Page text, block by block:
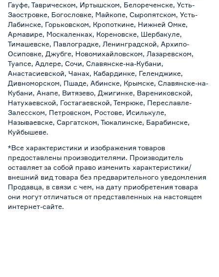
Гауфе, Таврическом, Иртышском, Белореченске, Усть-
Заостровке, Богословке, Майкопе, Сыропятском, Усть-
Лабинске, Горьковском, Кропоткине, Нижней Омке,
Армавире, Москаленках, Кореновске, Шербакуле,
Тимашевске, Павлоградке, Ленинградской, Архипо-
Осиповке, Джубге, Новомихайловском, Лазаревском,
Туапсе, Адлере, Сочи, Славянске-на-Кубани,
Анастасиевской, Чанах, Кабардинке, Геленджике,
Дивноморском, Пшаде, Абинске, Крымске, Славянске-на-
Кубани, Анапе, Витязево, Джигинке, Варениковской,
Натухаевской, Гостагаевской, Темрюке, Переславле-
Залесском, Петровском, Ростове, Исилькуле,
Называевске, Саргатском, Тюкалинске, Барабинске,
Куйбышеве.
*Все характеристики и изображения товаров
предоставлены производителями. Производитель
оставляет за собой право изменить характеристики/
внешний вид товара без предварительного уведомления
Продавца, в связи с чем, на дату приобретения товара
они могут отличаться от представленных на настоящем
интернет-сайте.